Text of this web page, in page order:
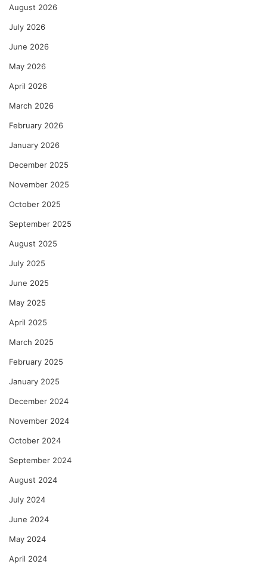
अ
मू
दे
ण
–
णु
का
ल्हे
August 2026
July 2026
June 2026
May 2026
April 2026
March 2026
February 2026
January 2026
December 2025
November 2025
October 2025
September 2025
August 2025
July 2025
June 2025
May 2025
April 2025
March 2025
February 2025
January 2025
December 2024
November 2024
October 2024
September 2024
August 2024
July 2024
June 2024
May 2024
April 2024